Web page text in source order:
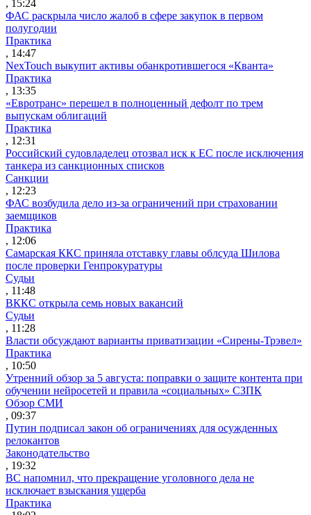
, 15:24
ФАС раскрыла число жалоб в сфере закупок в первом
полугодии
Практика
, 14:47
NexTouch выкупит активы обанкротившегося «Кванта»
Практика
, 13:35
«Евротранс» перешел в полноценный дефолт по трем
выпускам облигаций
Практика
, 12:31
Российский судовладелец отозвал иск к ЕС после исключения
танкера из санкционных списков
Санкции
, 12:23
ФАС возбудила дело из-за ограничений при страховании
заемщиков
Практика
, 12:06
Самарская ККС приняла отставку главы облсуда Шилова
после проверки Генпрокуратуры
Судьи
, 11:48
ВККС открыла семь новых вакансий
Судьи
, 11:28
Власти обсуждают варианты приватизации «Сирены-Трэвел»
Практика
, 10:50
Утренний обзор за 5 августа: поправки о защите контента при
обучении нейросетей и правила «социальных» СЗПК
Обзор СМИ
, 09:37
Путин подписал закон об ограничениях для осужденных
релокантов
Законодательство
, 19:32
ВС напомнил, что прекращение уголовного дела не
исключает взыскания ущерба
Практика